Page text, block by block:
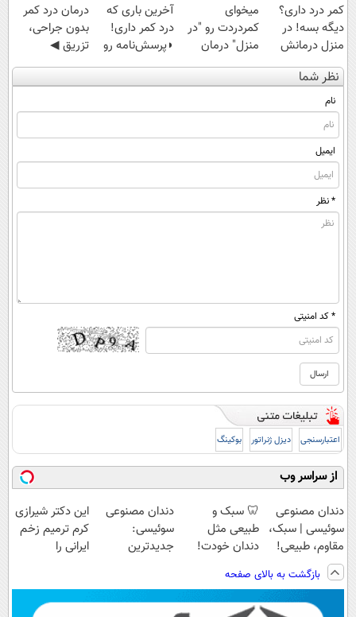
کمر درد داری؟
دیگه بسه! در
منزل درمانش
کن
(◀پرسش‌نامه)
میخوای
کمردردت رو "در
منزل" درمان
کنی؟ (◂فیلم +
◂پرسش‌نامه)
آخرین باری که
درد کمر داری!
◗پرسش‌نامه رو
پر کن◖
درمان درد کمر
بدون جراحی،
تزریق ◀
پرسش‌نامه رو پر
کن ▶
نظر شما
نام
ایمیل
* نظر
* کد امنیتی
اعتبارسنجی دیزل ژنراتور بوکینگ
از سراسر وب
دندان مصنوعی
سوئیسی | سبک،
مقاوم، طبیعی!
ویزیت
رایگان+پرداخت
اقساطی😍
🦷 سبک و
طبیعی مثل
دندان خودت!
پرداخت اقساطی
💳 📍 تهران
دندان مصنوعی
سوئیسی:
جدیدترین
پرداخت قسطی
این دکتر شیرازی
کرم ترمیم زخم
ایرانی را
بازگشت به بالای صفحه